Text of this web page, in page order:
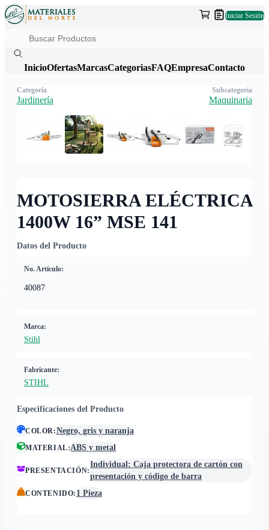
Iniciar Sesión
InicioOfertasMarcasCategoriasFAQEmpresaContacto
MOTOSIERRA ELÉCTRICA
1400W 16” MSE 141
Datos del Producto
No. Artículo:
40087
Marca:
Stihl
Fabricante:
STIHL
Especificaciones del Producto
COLOR:Negro, gris y naranja
MATERIAL:ABS y metal
PRESENTACIÓN:
Individual: Caja protectora de cartón con
presentación y código de barra
CONTENIDO: 1 Pieza
Categoría
Jardinería
Subcategoría
Maquinaria